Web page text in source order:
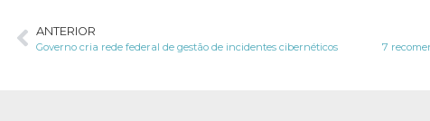
ANTERIOR
Governo cria rede federal de gestão de incidentes cibernéticos 7